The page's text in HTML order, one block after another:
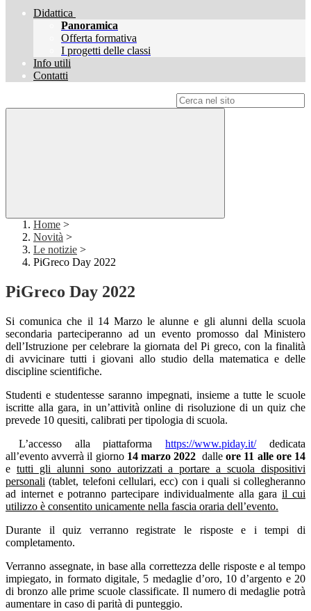
Didattica
Panoramica
Offerta formativa
I progetti delle classi
Info utili
Contatti
Home >
Novità >
Le notizie >
PiGreco Day 2022
PiGreco Day 2022
Si comunica che il 14 Marzo le alunne e gli alunni della scuola
secondaria parteciperanno ad un evento promosso dal Ministero
dell’Istruzione per celebrare la giornata del Pi greco, con la finalità
di avvicinare tutti i giovani allo studio della matematica e delle
discipline scientifiche.
Studenti e studentesse saranno impegnati, insieme a tutte le scuole
iscritte alla gara, in un’attività online di risoluzione di un quiz che
prevede 10 quesiti, calibrati per tipologia di scuola.
L’accesso alla piattaformahttps://www.piday.it/dedicata
all’evento avverrà il giorno 14 marzo 2022 dalleore 11 alle ore 14
e tutti gli alunni sono autorizzati a portare a scuola dispositivi
personali (tablet, telefoni cellulari, ecc) con i quali si collegheranno
ad internet e potranno partecipare individualmente alla garail cui
utilizzo è consentito unicamente nella fascia oraria dell’evento.
Durante il quiz verranno registrate le risposte e i tempi di
completamento.
Verranno assegnate, in base alla correttezza delle risposte e al tempo
impiegato, in formato digitale, 5 medaglie d’oro, 10 d’argento e 20
di bronzo alle prime scuole classificate. Il numero di medaglie potrà
aumentare in caso di parità di punteggio.